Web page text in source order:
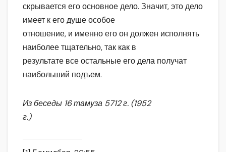
скрывается его основное дело. Значит, это дело
имеет к его душе особое
отношение, и именно его он должен исполнять
наиболее тщательно, так как в
результате все остальные его дела получат
наибольший подъем.
Из беседы 16 тамуза 5712 г. (1952
г.)